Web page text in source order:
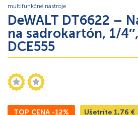
multifunkčné nástroje
DeWALT DT6622 –
na sadrokartón, 1/
DCE555
TOP CENA -12% Ušetríte 1,76 €